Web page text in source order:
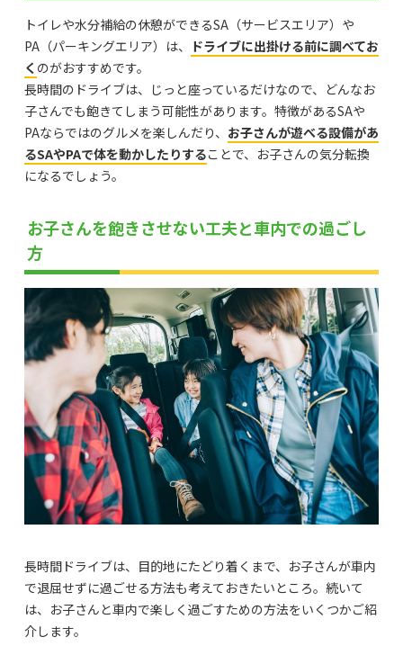
トイレや水分補給の休憩ができるSA（サービスエリア）や
PA（パーキングエリア）は、 ドライブに出掛ける前に調べてお
く のがおすすめです。
長時間のドライブは、じっと座っているだけなので、どんなお
子さんでも飽きてしまう可能性があります。特徴があるSAや
PAならではのグルメを楽しんだり、 お子さんが遊べる設備があ
るSAやPAで体を動かしたりすることで、お子さんの気分転換
になるでしょう。
お子さんを飽きさせない工夫と車内での過ごし
方
長時間ドライブは、目的地にたどり着くまで、お子さんが車内
で退屈せずに過ごせる方法も考えておきたいところ。続いて
は、お子さんと車内で楽しく過ごすための方法をいくつかご紹
介します。